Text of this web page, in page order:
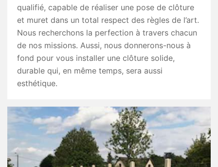
qualifié, capable de réaliser une pose de clôture
et muret dans un total respect des règles de l’art.
Nous recherchons la perfection à travers chacun
de nos missions. Aussi, nous donnerons-nous à
fond pour vous installer une clôture solide,
durable qui, en même temps, sera aussi
esthétique.